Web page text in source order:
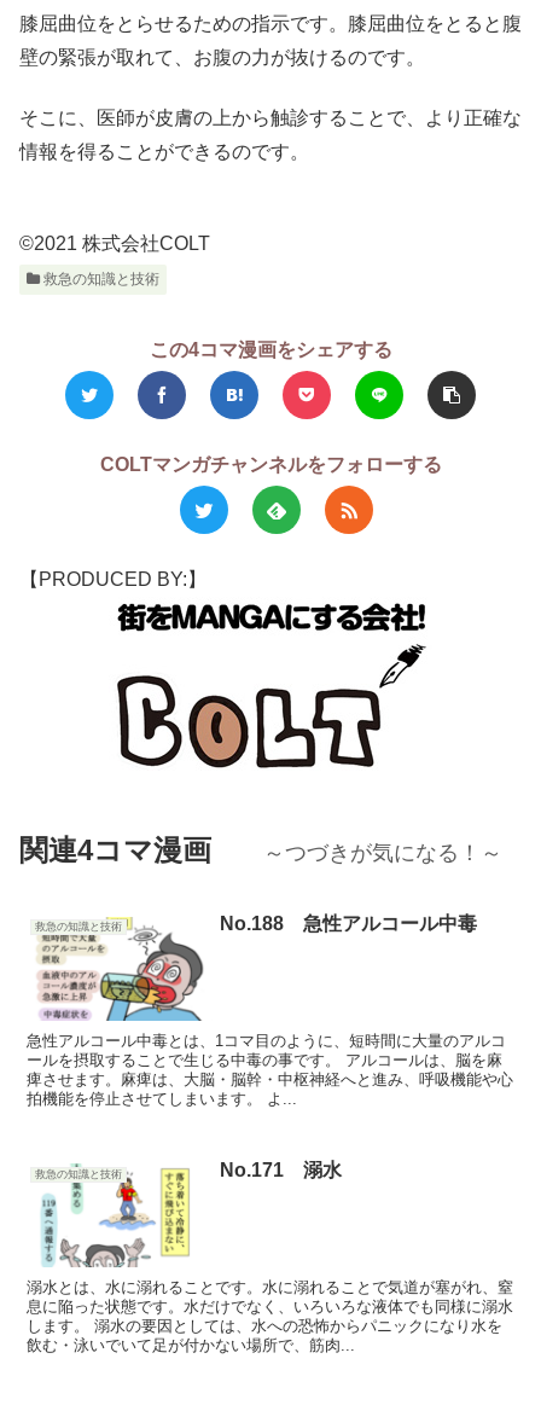
膝屈曲位をとらせるための指示です。膝屈曲位をとると腹
壁の緊張が取れて、お腹の力が抜けるのです。
そこに、医師が皮膚の上から触診することで、より正確な
情報を得ることができるのです。
©2021 株式会社COLT
救急の知識と技術
この4コマ漫画をシェアする
COLTマンガチャンネルをフォローする
【PRODUCED BY:】
関連4コマ漫画 ～つづきが気になる！～
救急の知識と技術 No.188 急性アルコール中毒
急性アルコール中毒とは、1コマ目のように、短時間に大量のアルコ
ールを摂取することで生じる中毒の事です。 アルコールは、脳を麻
痺させます。麻痺は、大脳・脳幹・中枢神経へと進み、呼吸機能や心
拍機能を停止させてしまいます。 よ...
救急の知識と技術 No.171 溺水
溺水とは、水に溺れることです。水に溺れることで気道が塞がれ、窒
息に陥った状態です。水だけでなく、いろいろな液体でも同様に溺水
します。 溺水の要因としては、水への恐怖からパニックになり水を
飲む・泳いでいて足が付かない場所で、筋肉...